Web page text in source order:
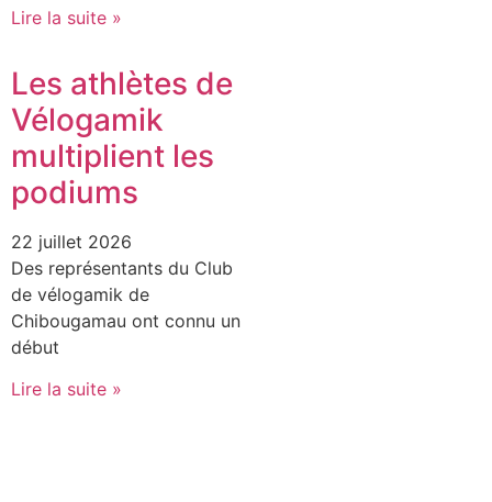
Lire la suite »
Les athlètes de
Vélogamik
multiplient les
podiums
22 juillet 2026
Des représentants du Club
de vélogamik de
Chibougamau ont connu un
début
Lire la suite »